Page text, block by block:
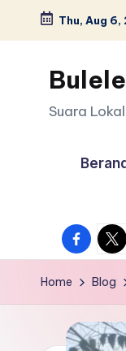
Skip
content
Thu, Aug 6,
Suara
Home Blog